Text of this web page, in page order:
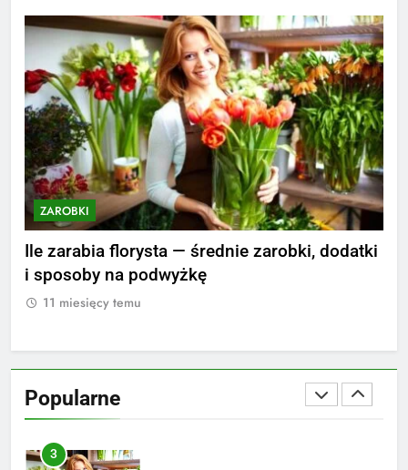
ZAROBKI
Ile zarabia florysta — średnie zarobki, dodatki
i sposoby na podwyżkę
11 miesięcy temu
Popularne
opinie i zarobki
PRACA
1
Ile zarabia striptizer: poznaj
aktualne stawki męskiego
striptizera
ZAROBKI
2
poznaj średnie zarobki na tym
stanowisku
ZAROBKI
zarobki, dodatki i sposoby na
4